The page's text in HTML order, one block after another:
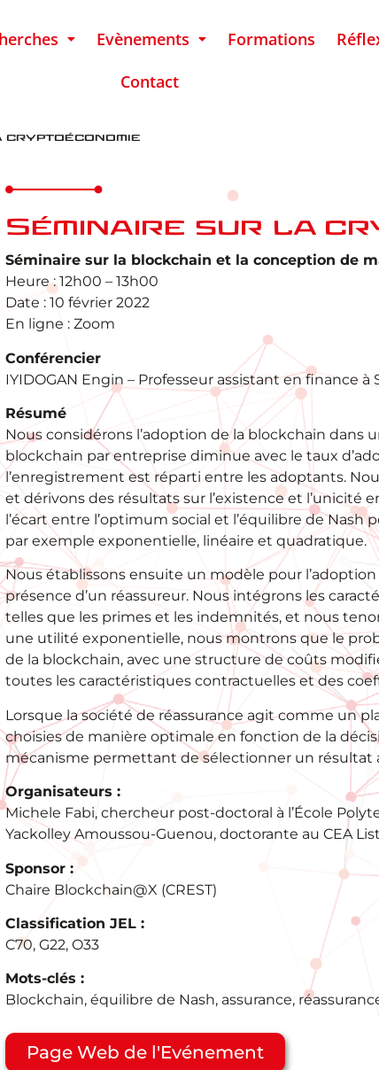
Evènements Formations
Contact
cryptoéconomie
Séminaire sur la
Séminaire sur la blockchain et la conception de
Heure : 12h00 – 13h00
Date : 10 février 2022
En ligne : Zoom
Conférencier
IYIDOGAN Engin – Professeur assistant en finance à
Résumé
Nous considérons l’adoption de la blockchain dans
blockchain par entreprise diminue avec le taux
l’enregistrement est réparti entre les adoptants.
et dérivons des résultats sur l’existence et l’unicité
l’écart entre l’optimum social et l’équilibre de
par exemple exponentielle, linéaire et quadratique.
Nous établissons ensuite un modèle pour
présence d’un réassureur. Nous intégrons les
telles que les primes et les indemnités, et nous
une utilité exponentielle, nous montrons que le
de la blockchain, avec une structure de coûts
toutes les caractéristiques contractuelles et des
Lorsque la société de réassurance agit comme un
choisies de manière optimale en fonction de la
mécanisme permettant de sélectionner un résultat
Organisateurs :
Michele Fabi, chercheur post-doctoral à l’École
Yackolley Amoussou-Guenou, doctorante au CEA
Sponsor :
Chaire Blockchain@X (CREST)
Classification JEL :
C70, G22, O33
Mots-clés :
Blockchain, équilibre de Nash, assurance,
Page Web de l'Evénement